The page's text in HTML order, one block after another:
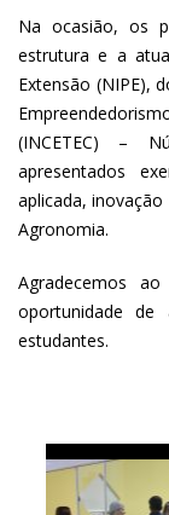
Na ocasião, os
estrutura e a
Extensão (NIPE),
(INCETEC) –
apresentados
aplicada,
Agronomia.
Agradecemos
oportunidade de
estudantes.